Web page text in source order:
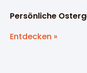
Persönliche
Entdecken »